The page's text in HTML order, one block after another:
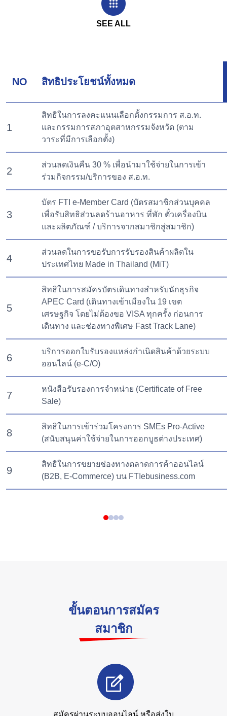
SEE ALL
NO สิทธิประโยชน์ทั้งหมด
1
สิทธิในการลงคะแนนเลือกตั้งกรรมการ ส.อ.ท.
และกรรมการสภาอุตสาหกรรมจังหวัด (ตาม
วาระที่มีการเลือกตั้ง)
2
ส่วนลดเงินคืน 30 % เพื่อนำมาใช้จ่ายในการเข้า
ร่วมกิจกรรม/บริการของ ส.อ.ท.
3
บัตร FTI e-Member Card (บัตรสมาชิกส่วนบุคคล
เพื่อรับสิทธิส่วนลดร้านอาหาร ที่พัก ตั๋วเครื่องบิน
และผลิตภัณฑ์ / บริการจากสมาชิกสู่สมาชิก)
4
ส่วนลดในการขอรับการรับรองสินค้าผลิตใน
ประเทศไทย Made in Thailand (MiT)
5
สิทธิในการสมัครบัตรเดินทางสำหรับนักธุรกิจ
APEC Card (เดินทางเข้าเมืองใน 19 เขต
เศรษฐกิจ โดยไม่ต้องขอ VISA ทุกครั้ง ก่อนการ
เดินทาง และช่องทางพิเศษ Fast Track Lane)
6
บริการออกใบรับรองแหล่งกำเนิดสินค้าด้วยระบบ
ออนไลน์ (e-C/O)
7
หนังสือรับรองการจำหน่าย (Certificate of Free
Sale)
8
สิทธิในการเข้าร่วมโครงการ SMEs Pro-Active
(สนับสนุนค่าใช้จ่ายในการออกบูธต่างประเทศ)
9
สิทธิในการขยายช่องทางตลาดการค้าออนไลน์
(B2B, E-Commerce) บน FTIebusiness.com
ขั้นตอนการสมัคร
สมาชิก
สมัครผ่านระบบออนไลน์ หรือส่งใบ